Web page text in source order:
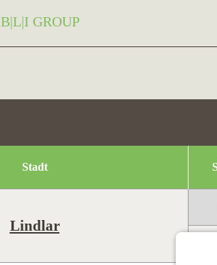
B|L|I GROUP
Stadt
Lindlar